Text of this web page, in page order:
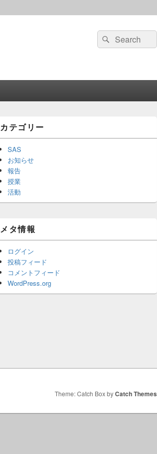
検
索:
検
索
カテゴリー
SAS
お知らせ
報告
授業
活動
メタ情報
ログイン
投稿フィード
コメントフィード
WordPress.org
Theme: Catch Box byCatch Themes